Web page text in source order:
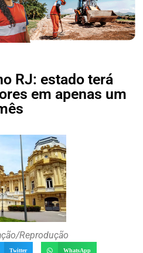
RJ: estado terá
em apenas um
Reprodução
Twitter WhatsApp